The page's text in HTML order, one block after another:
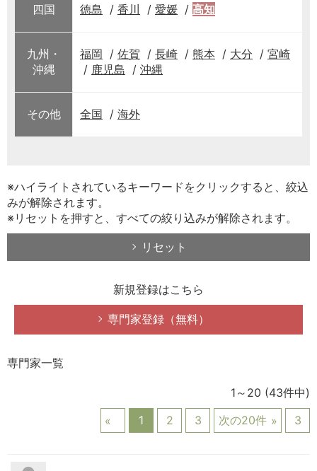
四国 徳島 香川 愛媛 高知
九州・
沖縄
福岡 佐賀 長崎 熊本 大分
宮崎
鹿児島
沖縄
その他 全国 海外
※ハイライトされているキーワードをクリックすると、絞込
みが解除されます。
※リセットを押すと、すべての絞り込みが解除されます。
リセット
新規登録はこちら
専門家登録（無料）
専門家一覧
1～20 (43件中)
1
2 3 次の20件 3